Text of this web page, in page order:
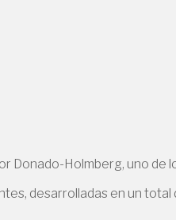
Donado-Holmberg, uno
desarrolladas en un total